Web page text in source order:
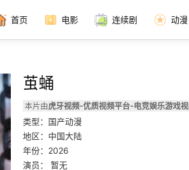
首页 电影 连续剧 动漫
茧蛹
本片由虎牙视频-优质视频平台-电竞娱乐游戏
类型：国产动漫
地区：中国大陆
年份：2026
演员： 暂无